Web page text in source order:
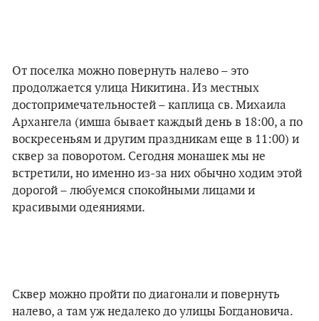
От поселка можно повернуть налево – это
продолжается улица Никитина. Из местных
достопримечательностей – каплица св. Михаила
Архангела (имша бывает каждый день в 18:00, а по
воскресеньям и другим праздникам еще в 11:00) и
сквер за поворотом. Сегодня монашек мы не
встретили, но именно из-за них обычно ходим этой
дорогой – любуемся спокойными лицами и
красивыми одеяниями.
Сквер можно пройти по диагонали и повернуть
налево, а там уж недалеко до улицы Богдановича.